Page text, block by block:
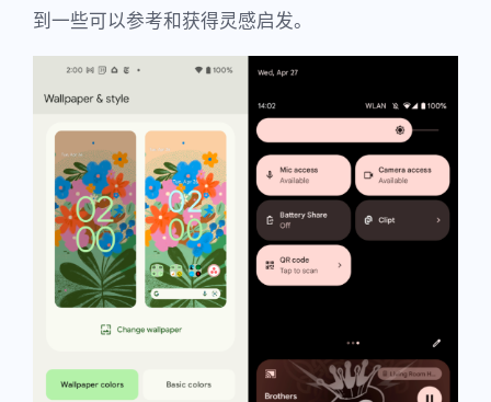
到一些可以参考和获得灵感启发。